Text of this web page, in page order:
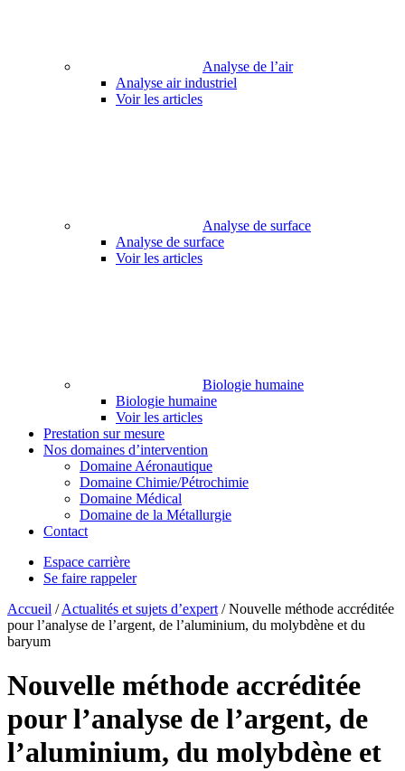
Analyse de l’air
Analyse air industriel
Voir les articles
Analyse de surface
Analyse de surface
Voir les articles
Biologie humaine
Biologie humaine
Voir les articles
Prestation sur mesure
Nos domaines d’intervention
Domaine Aéronautique
Domaine Chimie/Pétrochimie
Domaine Médical
Domaine de la Métallurgie
Contact
Espace carrière
Se faire rappeler
Accueil /Actualités et sujets d’expert /Nouvelle méthode accréditée
pour l’analyse de l’argent, de l’aluminium, du molybdène et du
baryum
Nouvelle méthode accréditée
pour l’analyse de l’argent, de
l’aluminium, du molybdène et